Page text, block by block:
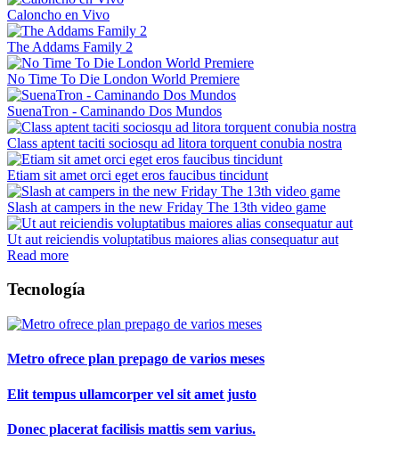
Caloncho en Vivo
The Addams Family 2
No Time To Die London World Premiere
SuenaTron - Caminando Dos Mundos
Class aptent taciti sociosqu ad litora torquent conubia nostra
Etiam sit amet orci eget eros faucibus tincidunt
Slash at campers in the new Friday The 13th video game
Ut aut reiciendis voluptatibus maiores alias consequatur aut
Read more
Tecnología
Metro ofrece plan prepago de varios meses
Elit tempus ullamcorper vel sit amet justo
Donec placerat facilisis mattis sem varius.